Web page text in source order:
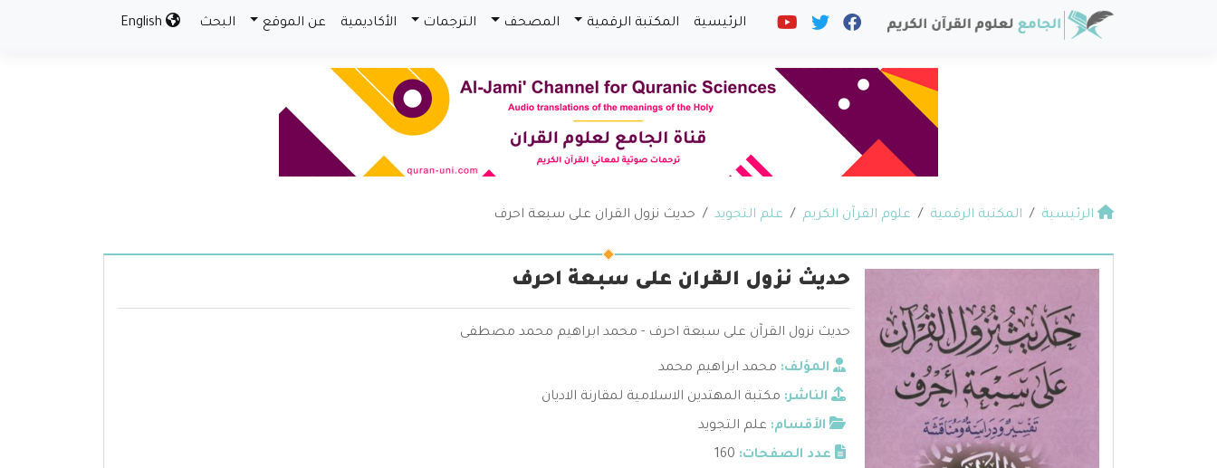
الرئيسية المكتبة الرقمية المصحف الترجمات الأكاديمية عن الموقع البحث
الرئيسية المكتبة الرقمية علوم القرآن الكريم علم التجويد حديث نزول القران على سبعة احرف
حديث نزول القران على سبعة احرف
حديث نزول القرآن على سبعة احرف - محمد ابراهيم محمد مصطفى
المؤلف: محمد ابراهيم محمد
الناشر: مكتبة المهتدين الاسلامية لمقارنة الاديان
الأقسام: علم التجويد
عدد الصفحات: 160